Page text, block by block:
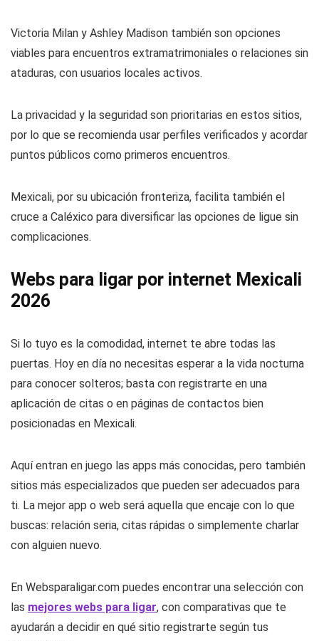
Victoria Milan y Ashley Madison también son opciones
viables para encuentros extramatrimoniales o relaciones sin
ataduras, con usuarios locales activos.
La privacidad y la seguridad son prioritarias en estos sitios,
por lo que se recomienda usar perfiles verificados y acordar
puntos públicos como primeros encuentros.
Mexicali, por su ubicación fronteriza, facilita también el
cruce a Caléxico para diversificar las opciones de ligue sin
complicaciones.
Webs para ligar por internet Mexicali
2026
Si lo tuyo es la comodidad, internet te abre todas las
puertas. Hoy en día no necesitas esperar a la vida nocturna
para conocer solteros; basta con registrarte en una
aplicación de citas o en páginas de contactos bien
posicionadas en Mexicali.
Aquí entran en juego las apps más conocidas, pero también
sitios más especializados que pueden ser adecuados para
ti. La mejor app o web será aquella que encaje con lo que
buscas: relación seria, citas rápidas o simplemente charlar
con alguien nuevo.
En Websparaligar.com puedes encontrar una selección con
las mejores webs para ligar, con comparativas que te
ayudarán a decidir en qué sitio registrarte según tus